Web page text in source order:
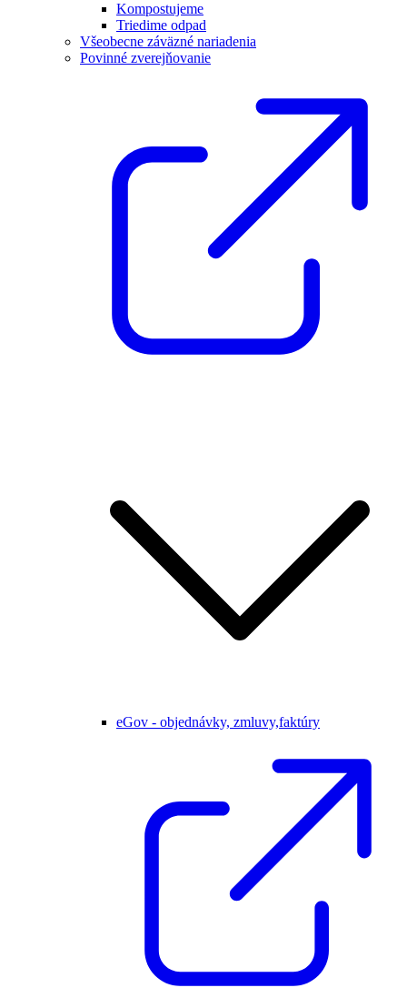
Kompostujeme
Triedime odpad
Všeobecne záväzné nariadenia
Povinné zverejňovanie
eGov - objednávky, zmluvy,faktúry